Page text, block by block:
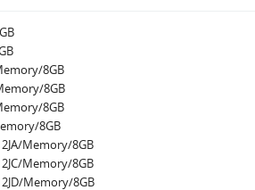
8GB
8GB
8GB
8GB
Memory/8GB
Memory/8GB
Memory/8GB